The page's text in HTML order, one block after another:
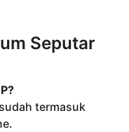
Seputar
termasuk